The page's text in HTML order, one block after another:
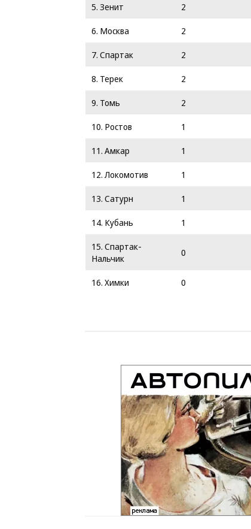
5. Зенит
2
6. Москва
2
7. Спартак
2
8. Терек
2
9. Томь
2
10. Ростов
1
11. Амкар
1
12. Локомотив
1
13. Сатурн
1
14. Кубань
1
15. Спартак-
Нальчик
0
16. Химки 0